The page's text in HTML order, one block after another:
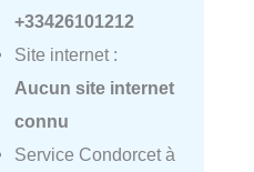
+33426101212
Site internet :
Aucun site internet
connu
Service Condorcet à